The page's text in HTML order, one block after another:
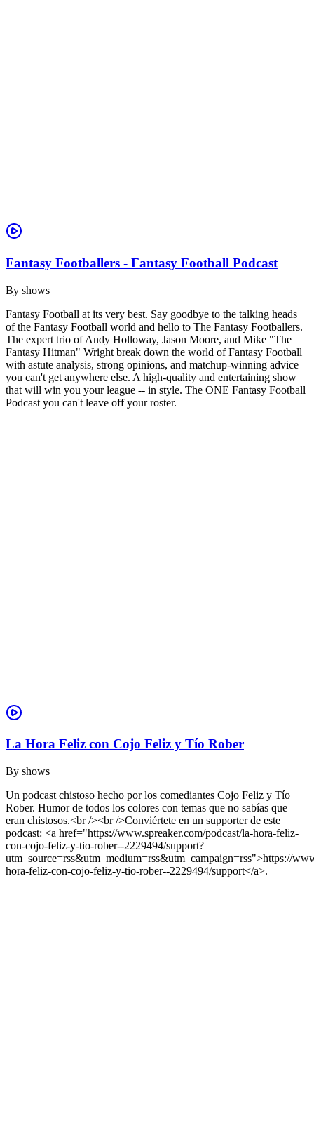
Fantasy Footballers - Fantasy Football Podcast
By shows
Fantasy Football at its very best. Say goodbye to the talking heads
of the Fantasy Football world and hello to The Fantasy Footballers.
The expert trio of Andy Holloway, Jason Moore, and Mike "The
Fantasy Hitman" Wright break down the world of Fantasy Football
with astute analysis, strong opinions, and matchup-winning advice
you can't get anywhere else. A high-quality and entertaining show
that will win you your league -- in style. The ONE Fantasy Football
Podcast you can't leave off your roster.
La Hora Feliz con Cojo Feliz y Tío Rober
By shows
Un podcast chistoso hecho por los comediantes Cojo Feliz y Tío
Rober. Humor de todos los colores con temas que no sabías que
eran chistosos.<br /><br />Conviértete en un supporter de este
podcast: <a href="https://www.spreaker.com/podcast/la-hora-feliz-
con-cojo-feliz-y-tio-rober--2229494/support?
utm_source=rss&utm_medium=rss&utm_campaign=rss">https://
hora-feliz-con-cojo-feliz-y-tio-rober--2229494/support</a>.